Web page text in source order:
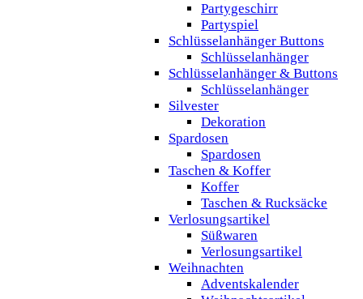
Partygeschirr
Partyspiel
Schlüsselanhänger Buttons
Schlüsselanhänger
Schlüsselanhänger & Buttons
Schlüsselanhänger
Silvester
Dekoration
Spardosen
Spardosen
Taschen & Koffer
Koffer
Taschen & Rucksäcke
Verlosungsartikel
Süßwaren
Verlosungsartikel
Weihnachten
Adventskalender